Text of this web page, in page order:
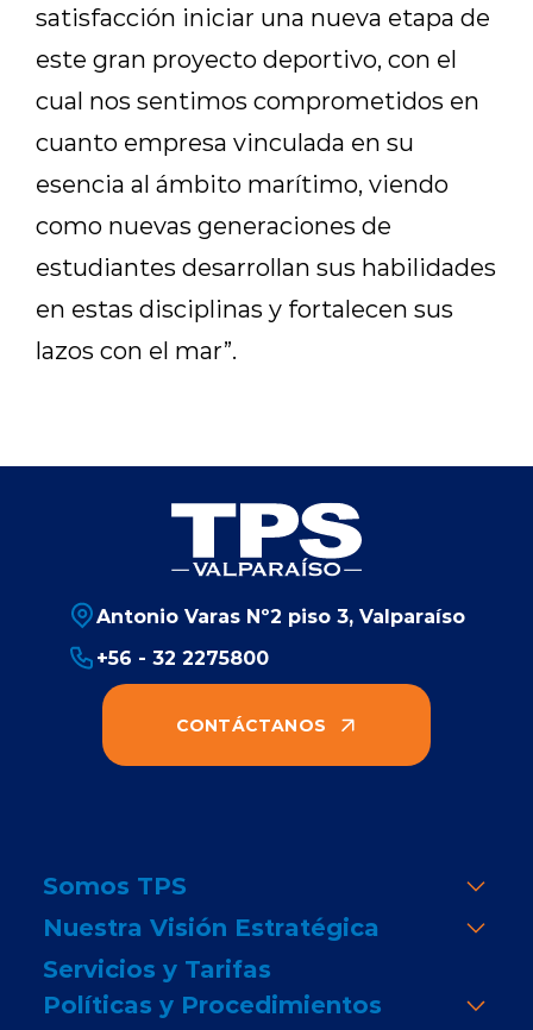
satisfacción iniciar una nueva etapa de
este gran proyecto deportivo, con el
cual nos sentimos comprometidos en
cuanto empresa vinculada en su
esencia al ámbito marítimo, viendo
como nuevas generaciones de
estudiantes desarrollan sus habilidades
en estas disciplinas y fortalecen sus
lazos con el mar”.
Antonio Varas Nº2 piso 3, Valparaíso
+56 - 32 2275800
CONTÁCTANOS
Somos TPS
Nuestra Visión Estratégica
Servicios y Tarifas
Políticas y Procedimientos